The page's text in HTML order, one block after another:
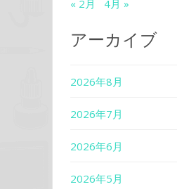
« 2月 4月 »
アーカイブ
2026年8月
2026年7月
2026年6月
2026年5月